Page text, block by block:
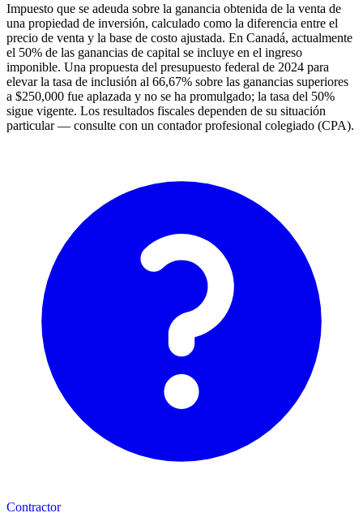
Impuesto que se adeuda sobre la ganancia obtenida de la venta de
una propiedad de inversión, calculado como la diferencia entre el
precio de venta y la base de costo ajustada. En Canadá, actualmente
el 50% de las ganancias de capital se incluye en el ingreso
imponible. Una propuesta del presupuesto federal de 2024 para
elevar la tasa de inclusión al 66,67% sobre las ganancias superiores
a $250,000 fue aplazada y no se ha promulgado; la tasa del 50%
sigue vigente. Los resultados fiscales dependen de su situación
particular — consulte con un contador profesional colegiado (CPA).
Contractor